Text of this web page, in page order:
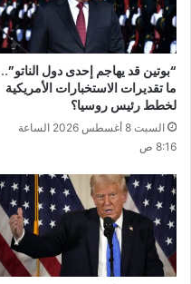
“بوتين قد يهاجم إحدى دول الناتو”..
ما تقديرات الاستخبارات الأمريكية
لخطط رئيس روسيا؟
السبت 8 أغسطس 2026 الساعة
8:16 ص